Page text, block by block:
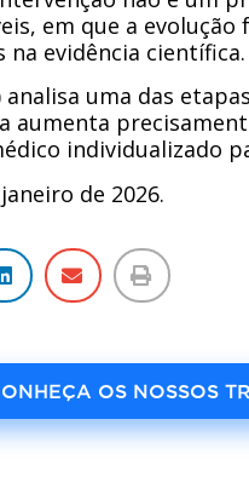
em que a
evidência científica.
uma das
aumenta
individualizado
de 2026.
OS NOSSOS